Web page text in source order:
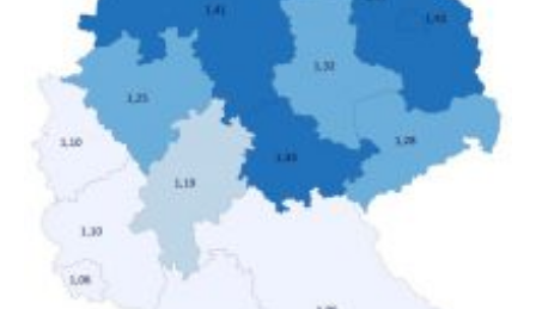
hinnehmen mussten, nahm die Belastung bei
Menschen mit…